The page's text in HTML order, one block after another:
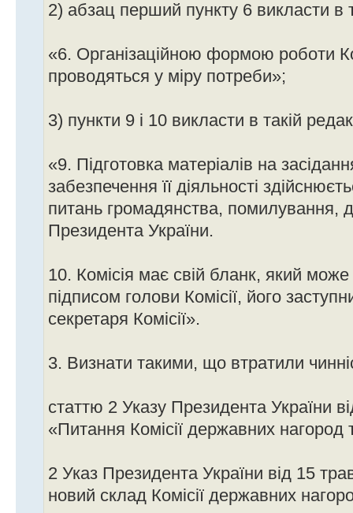
2) абзац перший пункту 6 викласти в
«6. Організаційною формою роботи
проводяться у міру потреби»;
3) пункти 9 і 10 викласти в такій
«9. Підготовка матеріалів на
забезпечення її діяльності
питань громадянства, помилування,
Президента України.
10. Комісія має свій бланк, який
підписом голови Комісії, його
секретаря Комісії».
3. Визнати такими, що втратили
статтю 2 Указу Президента України
«Питання Комісії державних нагород
2 Указ Президента України від 15
новий склад Комісії державних